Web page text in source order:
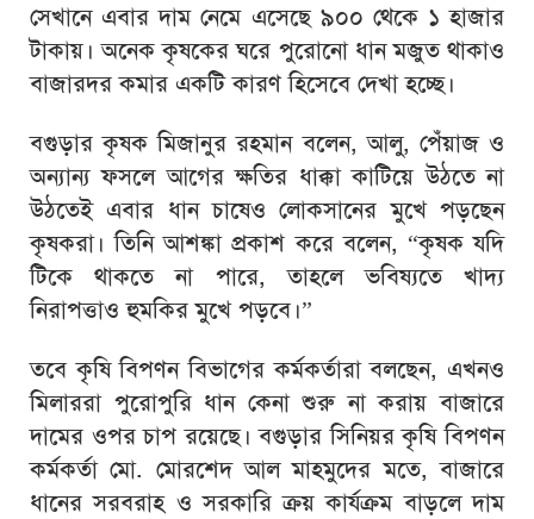
সেখানে এবার দাম নেমে এসেছে ৯০০ থেকে ১ হাজার
টাকায়। অনেক কৃষকের ঘরে পুরোনো ধান মজুত থাকাও
বাজারদর কমার একটি কারণ হিসেবে দেখা হচ্ছে।
বগুড়ার কৃষক মিজানুর রহমান বলেন, আলু, পেঁয়াজ ও
অন্যান্য ফসলে আগের ক্ষতির ধাক্কা কাটিয়ে উঠতে না
উঠতেই এবার ধান চাষেও লোকসানের মুখে পড়ছেন
কৃষকরা। তিনি আশঙ্কা প্রকাশ করে বলেন, “কৃষক যদি
টিকে থাকতে না পারে, তাহলে ভবিষ্যতে খাদ্য
নিরাপত্তাও হুমকির মুখে পড়বে।”
তবে কৃষি বিপণন বিভাগের কর্মকর্তারা বলছেন, এখনও
মিলাররা পুরোপুরি ধান কেনা শুরু না করায় বাজারে
দামের ওপর চাপ রয়েছে। বগুড়ার সিনিয়র কৃষি বিপণন
কর্মকর্তা মো. মোরশেদ আল মাহমুদের মতে, বাজারে
ধানের সরবরাহ ও সরকারি ক্রয় কার্যক্রম বাড়লে দাম